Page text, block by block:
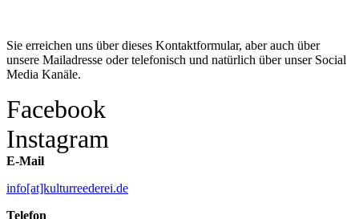
Sie erreichen uns über dieses Kontaktformular, aber auch über
unsere Mailadresse oder telefonisch und natürlich über unser Social
Media Kanäle.
Facebook
Instagram
E-Mail
info[at]kulturreederei.de
Telefon